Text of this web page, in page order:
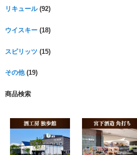
リキュール(92)
ウイスキー (18)
スピリッツ (15)
その他(19)
商品検索